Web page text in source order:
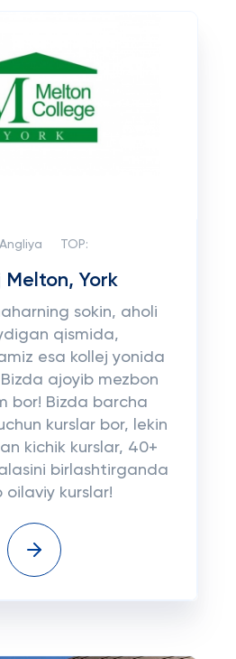
Angliya TOP:
Melton, York
sokin, aholi
qismida,
esa kollej yonida
ajoyib mezbon
bor! Bizda barcha
kurslar bor, lekin
kichik kurslar, 40+
birlashtirganda
oilaviy kurslar!